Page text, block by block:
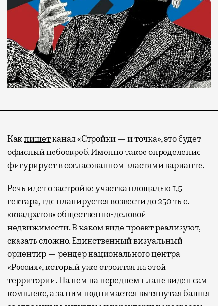
Какпишетканал «Стройки — и точка», это будет
офисный небоскреб. Именно такое определение
фигурирует в согласованном властями варианте.
Речь идет о застройке участка площадью 1,5
гектара, где планируется возвести до 250 тыс.
«квадратов» общественно-деловой
недвижимости. В каком виде проект реализуют,
сказать сложно. Единственный визуальный
ориентир — рендер национального центра
«Россия», который уже строится на этой
территории. На нем на переднем плане виден сам
комплекс, а за ним поднимается вытянутая башня